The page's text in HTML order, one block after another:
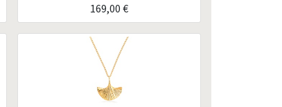
169,00 €